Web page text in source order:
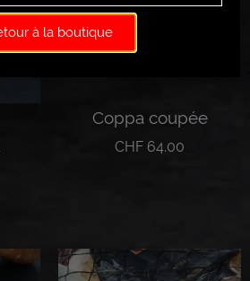
Coppa coupée
CHF 64.00
à la boutique